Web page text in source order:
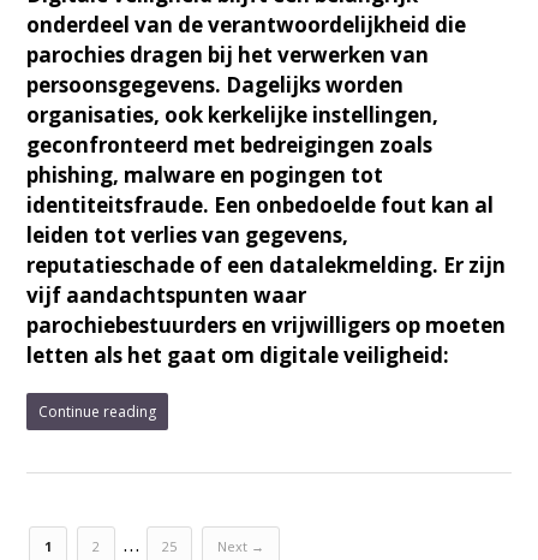
onderdeel van de verantwoordelijkheid die
parochies dragen bij het verwerken van
persoonsgegevens. Dagelijks worden
organisaties, ook kerkelijke instellingen,
geconfronteerd met bedreigingen zoals
phishing, malware en pogingen tot
identiteitsfraude. Een onbedoelde fout kan al
leiden tot verlies van gegevens,
reputatieschade of een datalekmelding. Er zijn
vijf aandachtspunten waar
parochiebestuurders en vrijwilligers op moeten
letten als het gaat om digitale veiligheid:
Continue reading
1 2 … 25 Next →